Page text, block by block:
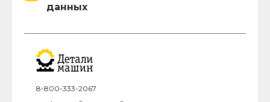
данных
8-800-333-2067